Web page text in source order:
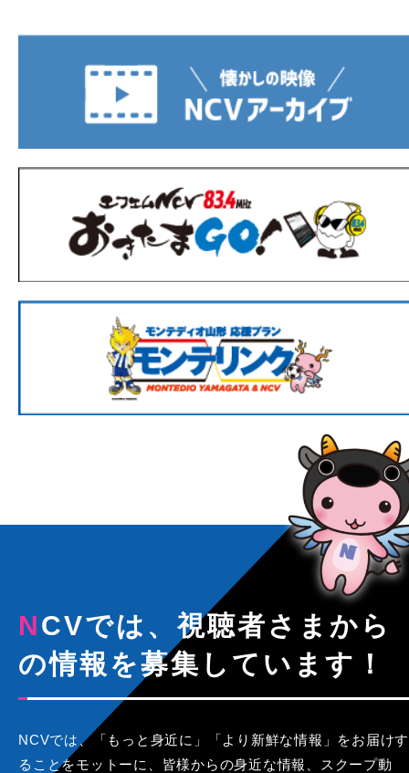
NCVでは、視聴者さまから
の情報を募集しています！
NCVでは、「もっと身近に」「より新鮮な情報」をお届けす
ることをモットーに、皆様からの身近な情報、スクープ動